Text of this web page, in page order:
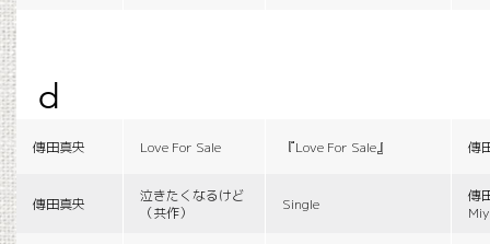
d
傳田真央 Love For Sale 『Love For Sale』 傳
傳田真央
泣きたくなるけど
（共作）
Single
傳